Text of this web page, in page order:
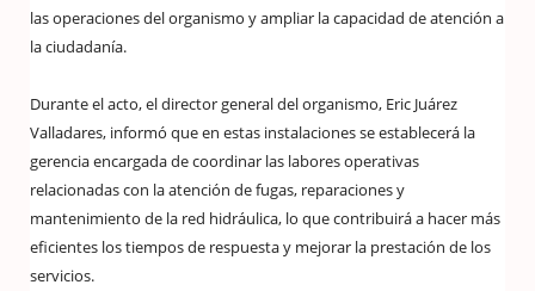
las operaciones del organismo y ampliar la capacidad de atención a
la ciudadanía.
Durante el acto, el director general del organismo, Eric Juárez
Valladares, informó que en estas instalaciones se establecerá la
gerencia encargada de coordinar las labores operativas
relacionadas con la atención de fugas, reparaciones y
mantenimiento de la red hidráulica, lo que contribuirá a hacer más
eficientes los tiempos de respuesta y mejorar la prestación de los
servicios.